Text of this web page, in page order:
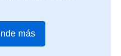
más